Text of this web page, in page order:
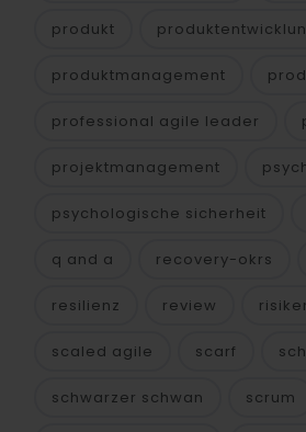
produkt
produktmanagement
professional agile leader
projektmanagement
psychologische sicherheit
q and a recovery-okrs
resilienz review
scaled agile scarf
schwarzer schwan scrum